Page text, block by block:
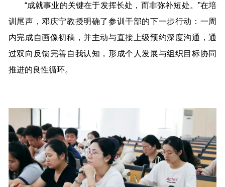
“成就事业的关键在于发挥长处，而非弥补短处。”在培
训尾声，邓庆宁教授明确了参训干部的下一步行动：一周
内完成自画像初稿，并主动与直接上级预约深度沟通，通
过双向反馈完善自我认知，形成个人发展与组织目标协同
推进的良性循环。